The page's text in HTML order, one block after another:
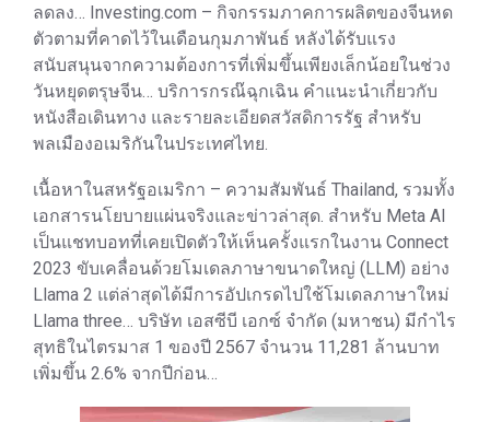
ลดลง… Investing.com – กิจกรรมภาคการผลิตของจีนหด
ตัวตามที่คาดไว้ในเดือนกุมภาพันธ์ หลังได้รับแรง
สนับสนุนจากความต้องการที่เพิ่มขึ้นเพียงเล็กน้อยในช่วง
วันหยุดตรุษจีน… บริการกรณ๊ฉุกเฉิน คำแนะนำเกี่ยวกับ
หนังสือเดินทาง และรายละเอียดสวัสดิการรัฐ สำหรับ
พลเมืองอเมริกันในประเทศไทย.
เนื้อหาในสหรัฐอเมริกา – ความสัมพันธ์ Thailand, รวมทั้ง
เอกสารนโยบายแผ่นจริงและข่าวล่าสุด. สำหรับ Meta AI
เป็นแชทบอทที่เคยเปิดตัวให้เห็นครั้งแรกในงาน Connect
2023 ขับเคลื่อนด้วยโมเดลภาษาขนาดใหญ่ (LLM) อย่าง
Llama 2 แต่ล่าสุดได้มีการอัปเกรดไปใช้โมเดลภาษาใหม่
Llama three… บริษัท เอสซีบี เอกซ์ จำกัด (มหาชน) มีกำไร
สุทธิในไตรมาส 1 ของปี 2567 จำนวน 11,281 ล้านบาท
เพิ่มขึ้น 2.6% จากปีก่อน…